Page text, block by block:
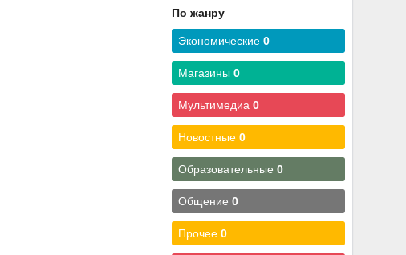
По жанру
Экономические0
Магазины0
Мультимедиа0
Новостные0
Образовательные0
Общение0
Прочее0